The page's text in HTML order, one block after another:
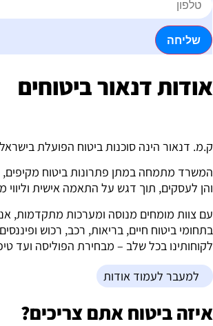
שליחה
דנאור ביטוחים
דנאור הינה סוכנות ביטוח הפועלת בישראל
מתמחה במתן פתרונות ביטוח מקיפים,
לעסקים, תוך דגש על התאמה אישית וליווי
צוות מומחים מנוסה ומערכות מתקדמות,
ביטוח חיים, בריאות, רכב, רכוש
בכל שלב – מבחירת הפוליסה ועד
למעבר לעמוד אודות
ביטוח אתם צריכים?